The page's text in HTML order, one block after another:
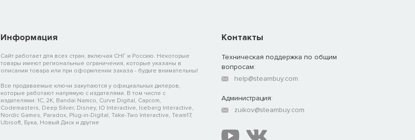
Информация
Сайт работает для всех стран, включая СНГ и Россию. Некоторые
товары имеют региональные ограничения, которые указаны в
описании товара или при оформлении заказа - будьте внимательны!
Все продаваемые ключи закупаются у официальных дилеров,
которые работают напрямую с издателями. В том числе с
издателями: 1C, 2K, Bandai Namco, Curve Digital, Capcom,
Codemasters, Deep Silver, Disney, IO Interactive, Iceberg Interactive,
Nordic Games, Paradox, Plug-in-Digital, Take-Two Interactive, Team17,
Ubisoft, Бука, Новый Диск и другие
Контакты
Техническая поддержка по общим
вопросам:
help@steambuy.com
Администрация:
zuikov@steambuy.com